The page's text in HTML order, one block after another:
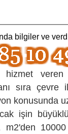
bilgiler ve
veren
sıra
konusunda
işin
m2'den